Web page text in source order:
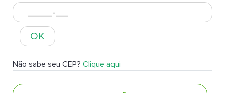
OK
Não sabe seu CEP? Clique aqui